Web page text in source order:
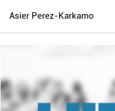
Asier Perez-Karkamo